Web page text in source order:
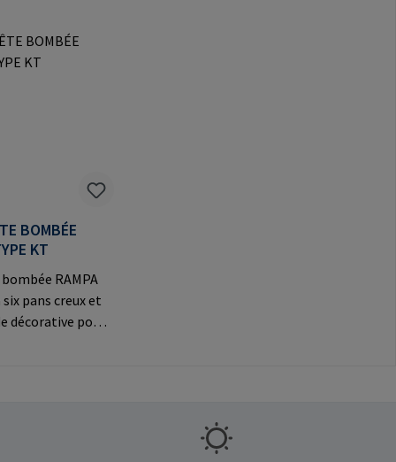
BOMBÉE
KT
RAMPA
pans creux et
décorative pour
E-Mail: